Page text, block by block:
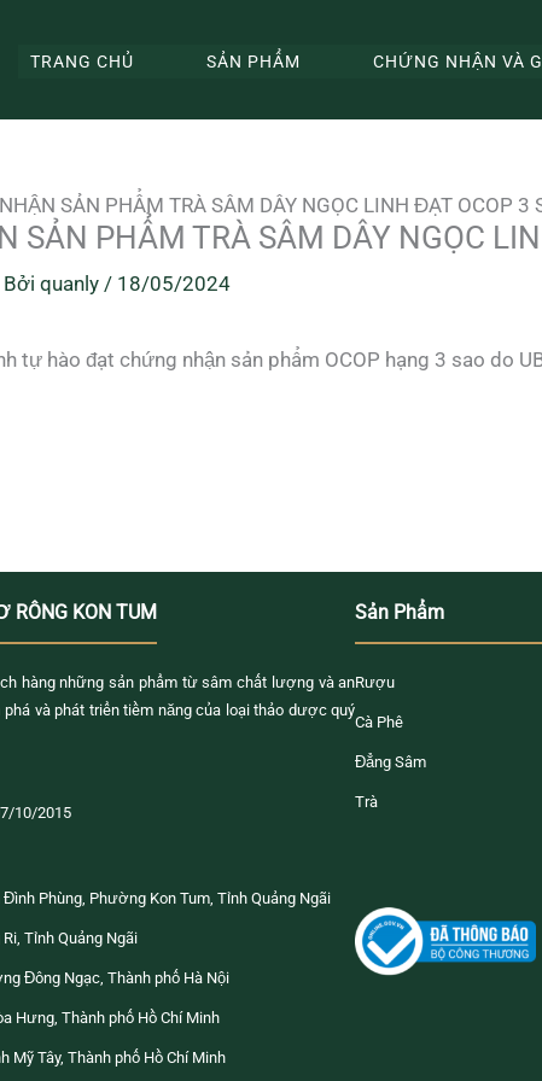
TRANG CHỦ SẢN PHẨM CHỨNG NHẬN VÀ
SẢN PHẨM TRÀ SÂM DÂY NGỌC LINH ĐẠT OCOP 3
SẢN PHẨM TRÀ SÂM DÂY NGỌC
Bởiquanly / 18/05/2024
tự hào đạt chứng nhận sản phẩm OCOP hạng 3 sao do
RÔNG KON TUM
hàng những sản phẩm từ sâm chất lượng và an
và phát triển tiềm năng của loại thảo dược quý
10/2015
Phùng, Phường Kon Tum, Tỉnh Quảng Ngãi
Tỉnh Quảng Ngãi
Đông Ngạc, Thành phố Hà Nội
Hưng, Thành phố Hồ Chí Minh
Mỹ Tây, Thành phố Hồ Chí Minh
Sản Phẩm
Rượu
Cà Phê
Đẳng Sâm
Trà